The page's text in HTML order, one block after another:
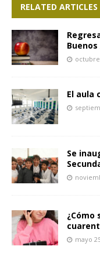
RELATED ARTICLES
octubre
El aula
Se
¿Cómo
mayo